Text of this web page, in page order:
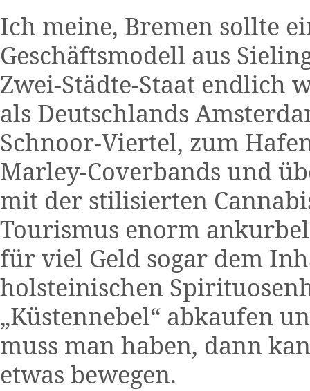
Ich meine, Bremen sollte
Geschäftsmodell aus
Zwei-Städte-Staat endlich
als Deutschlands
Schnoor-Viertel, zum
Marley-Coverbands und
mit der stilisierten
Tourismus enorm
für viel Geld sogar dem
holsteinischen
„Küstennebel“ abkaufen
muss man haben, dann
etwas bewegen.